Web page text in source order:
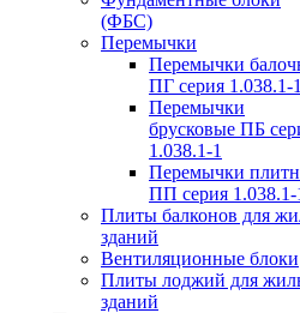
(ФБС)
Перемычки
Перемычки
ПГ серия 1.038.1-
Перемычки
брусковые ПБ
1.038.1-1
Перемычки
ПП серия 1.038.1-
Плиты балконов для
зданий
Вентиляционные блоки
Плиты лоджий для
зданий